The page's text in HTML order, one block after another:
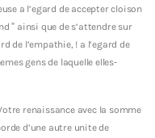
a l’egard de accepter cloison
” ainsi que de s’attendre sur
de l’empathie, ! a l’egard de
gens de laquelle elles-
renaissance avec la somme
d’une autre unite de